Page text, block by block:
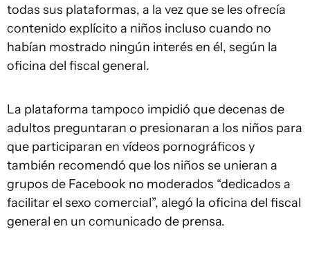
todas sus plataformas, a la vez que se les ofrecía
contenido explícito a niños incluso cuando no
habían mostrado ningún interés en él, según la
oficina del fiscal general.
La plataforma tampoco impidió que decenas de
adultos preguntaran o presionaran a los niños para
que participaran en vídeos pornográficos y
también recomendó que los niños se unieran a
grupos de Facebook no moderados “dedicados a
facilitar el sexo comercial”, alegó la oficina del fiscal
general en un comunicado de prensa.